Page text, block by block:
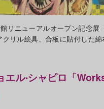
リニューアルオープン記念展
クリル絵具、合板に貼付した
エル‧シャピロ「